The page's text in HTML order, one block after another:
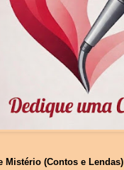
Mistério (Contos e Lendas)